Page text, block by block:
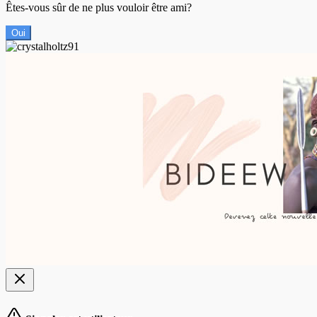
Êtes-vous sûr de ne plus vouloir être ami?
Oui